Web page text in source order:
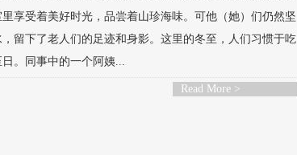
享受着美好时光，品尝着山珍海味。可他（她）们仍然坚
留下了老人们的足迹和身影。这里的冬至，人们习惯于吃
。同事中的一个阿姨...
Read More >